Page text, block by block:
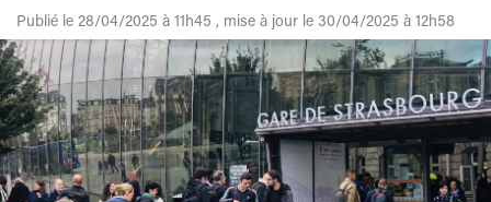
Publié le 28/04/2025 à 11h45 , mise à jour le 30/04/2025 à 12h58